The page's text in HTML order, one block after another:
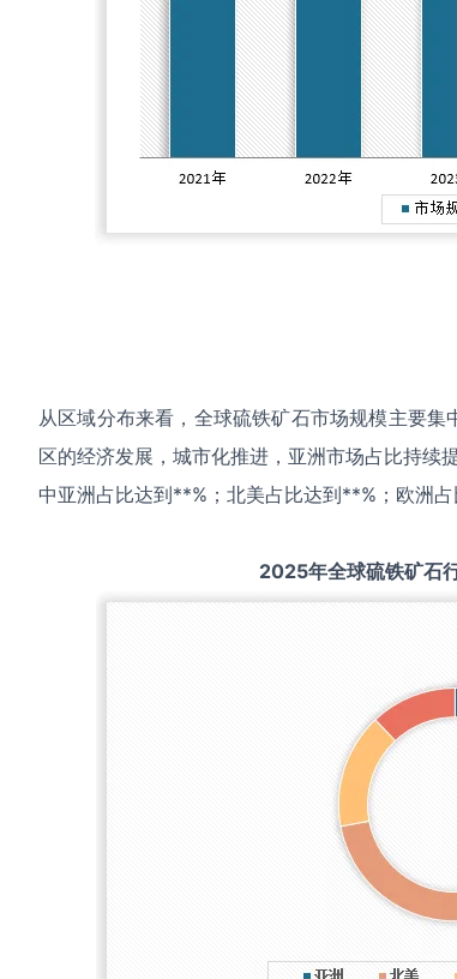
从区域分布来看，全球硫铁矿石市场规模主要
区的经济发展，城市化推进，亚洲市场占比持
中亚洲占比达到**%；北美占比达到**%；欧洲占
2025年全球硫铁矿石